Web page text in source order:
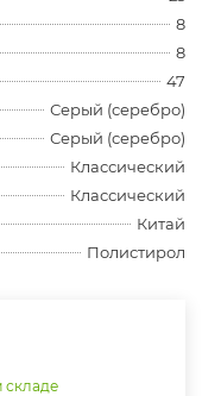
8
8
47
Серый (серебро)
Серый (серебро)
Классический
Классический
Китай
Полистирол
складе